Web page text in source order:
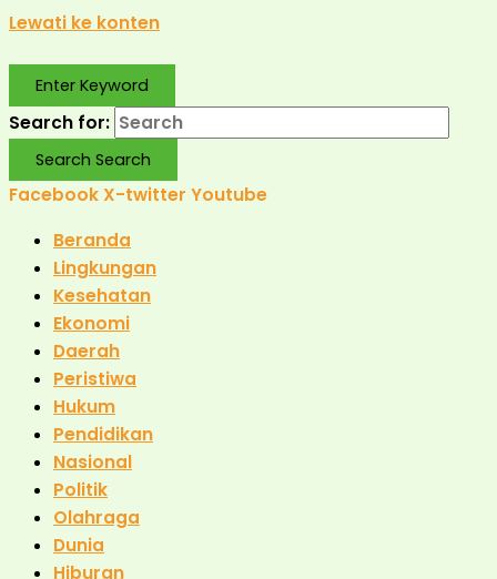
Lewati ke konten
Enter Keyword
Search for:
Search Search
FacebookX-twitter Youtube
Beranda
Lingkungan
Kesehatan
Ekonomi
Daerah
Peristiwa
Hukum
Pendidikan
Nasional
Politik
Olahraga
Dunia
Hiburan